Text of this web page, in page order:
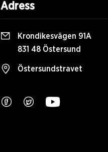
Adress
Krondikesvägen 91A
831 48 Östersund
Östersundstravet